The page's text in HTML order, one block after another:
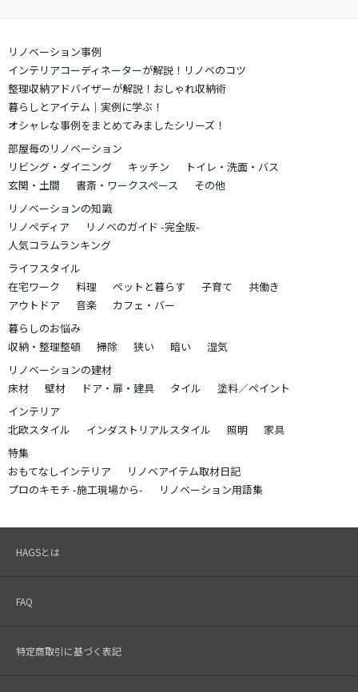
リノベーション事例
インテリアコーディネーターが解説！リノベのコツ
整理収納アドバイザーが解説！おしゃれ収納術
暮らしとアイテム｜実例に学ぶ！
オシャレな事例をまとめてみましたシリーズ！
部屋毎のリノベーション
リビング・ダイニング
キッチン
トイレ・洗面・バス
玄関・土間
書斎・ワークスペース
その他
リノベーションの知識
リノペディア
リノベのガイド -完全版-
人気コラムランキング
ライフスタイル
在宅ワーク
料理 ペットと暮らす 子育て
共働き
アウトドア
音楽
カフェ・バー
暮らしのお悩み
収納・整理整頓
掃除 狭い 暗い
湿気
リノベーションの建材
床材
壁材 ドア・扉・建具 タイル
塗料／ペイント
インテリア
北欧スタイル
インダストリアルスタイル 照明
家具
特集
おもてなしインテリア
リノベアイテム取材日記
プロのキモチ -施工現場から-
リノベーション用語集
HAGSとは
FAQ
特定商取引に基づく表記